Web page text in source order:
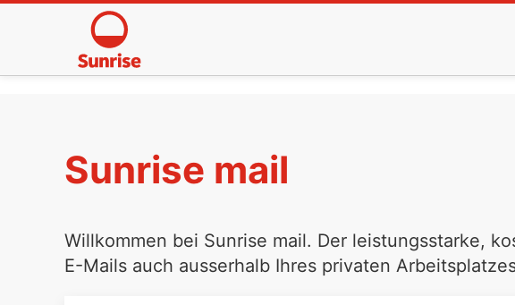
Sunrise mail
Willkommen bei Sunrise mail. Der leistungsstarke,
E-Mails auch ausserhalb Ihres privaten